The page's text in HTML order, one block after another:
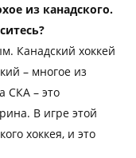
из канадского.
Канадский хоккей
– многое из
СКА – это
В игре этой
хоккея, и это